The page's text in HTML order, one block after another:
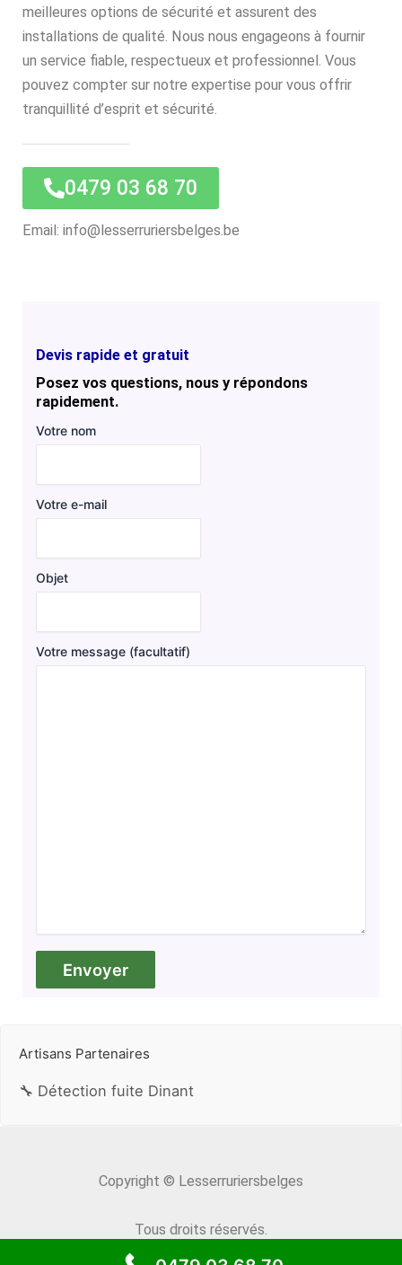
meilleures options de sécurité et assurent des
installations de qualité. Nous nous engageons à fournir
un service fiable, respectueux et professionnel. Vous
pouvez compter sur notre expertise pour vous offrir
tranquillité d’esprit et sécurité.
0479 03 68 70
Email: info@lesserruriersbelges.be
Devis rapide et gratuit
Posez vos questions, nous y répondons
rapidement.
Votre nom
Votre e-mail
Objet
Votre message (facultatif)
Artisans Partenaires
🔧 Détection fuite Dinant
Copyright © Lesserruriersbelges
Tous droits réservés.